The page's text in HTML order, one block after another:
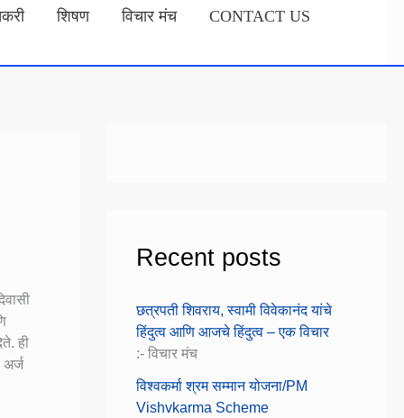
शिषण विचार मंच CONTACT US
ही
अर्ज
Recent posts
छत्रपती शिवराय, स्वामी विवेकानंद यांचे
हिंदुत्व आणि आजचे हिंदुत्व – एक विचार
:- विचार मंच
विश्वकर्मा श्रम सम्मान योजना/PM
Vishvkarma Scheme